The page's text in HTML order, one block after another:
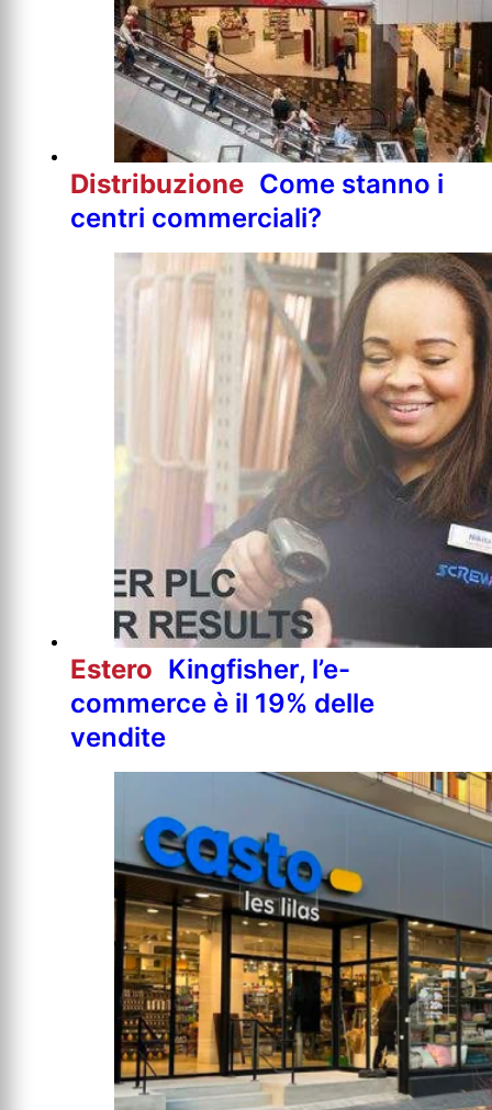
Distribuzione Come stanno i
centri commerciali?
Estero Kingfisher, l’e-
commerce è il 19% delle
vendite